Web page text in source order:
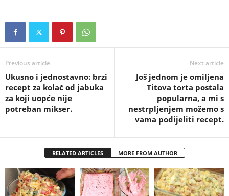
Previous article
Ukusno i jednostavno: brzi
recept za kolač od jabuka
za koji uopće nije
potreban mikser.
Next article
Još jednom je omiljena
Titova torta postala
popularna, a mi s
nestrpljenjem možemo s
vama podijeliti recept.
RELATED ARTICLES MORE FROM AUTHOR